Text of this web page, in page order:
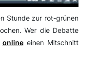
Stunde zur rot-grünen
Wer die Debatte
onlineeinen Mitschnitt